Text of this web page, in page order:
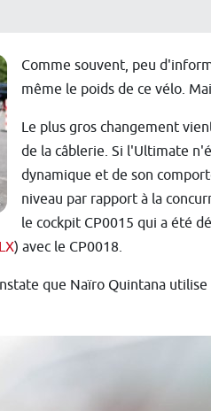
Comme souvent, peu
même le poids de ce vélo.
Le plus gros changement
de la câblerie. Si l'Ultimate
dynamique et de son
niveau par rapport à la
le cockpit CP0015 qui a été
) avec le CP0018.
que Naïro Quintana